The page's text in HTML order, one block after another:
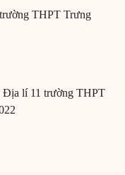
THPT Trưng
Địa lí 11 trường THPT